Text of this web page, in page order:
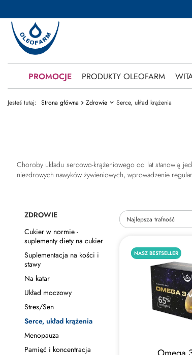
PROMOCJE PRODUKTY OLEOFARM
Jesteś tutaj: Strona główna Zdrowie Serce, układ krążenia
Choroby układu sercowo-krążeniowego od lat stanowią
niezdrowych nawyków żywieniowych, wprowadzenie
ZDROWIE
Cukier w normie -
suplementy diety na cukier
Suplementacja na kości i
stawy
Na katar
Układ moczowy
Stres/Sen
Serce, układ krążenia
Menopauza
Pamięć i koncentracja
Zmień sortowanie
Najlepsza trafność
NASZ BESTSELLER